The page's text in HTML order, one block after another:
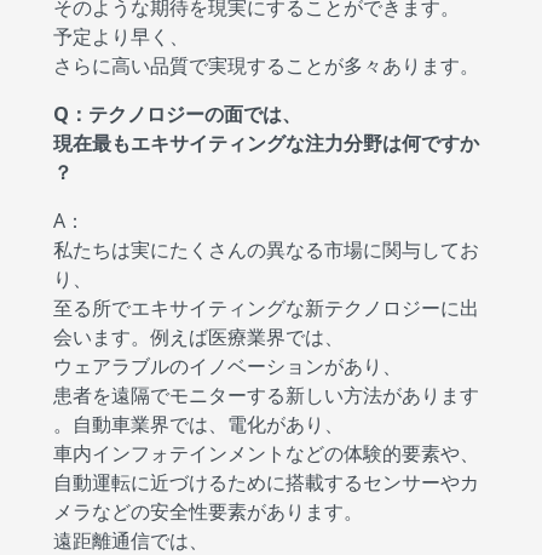
そのような期待を現実にすることができます。
予定より早く、
さらに高い品質で実現することが多々あります。
Q：テクノロジーの面では、
現在最もエキサイティングな注力分野は何ですか
？
A：
私たちは実にたくさんの異なる市場に関与してお
り、
至る所でエキサイティングな新テクノロジーに出
会います。例えば医療業界では、
ウェアラブルのイノベーションがあり、
患者を遠隔でモニターする新しい方法があります
。自動車業界では、電化があり、
車内インフォテインメントなどの体験的要素や、
自動運転に近づけるために搭載するセンサーやカ
メラなどの安全性要素があります。
遠距離通信では、